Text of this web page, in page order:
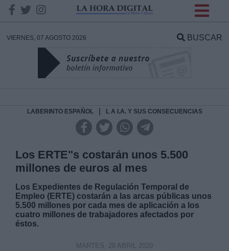
VIERNES, 07 AGOSTO 2026 BUSCAR
LABERINTO ESPAÑOL L A I.A. Y SUS CONSECUENCIAS
Los ERTE"s costarán unos 5.500
millones de euros al mes
Los Expedientes de Regulación Temporal de
Empleo (ERTE) costarán a las arcas públicas unos
5.500 millones por cada mes de aplicación a los
cuatro millones de trabajadores afectados por
éstos.
MARTES, 28 ABRIL 2020
DATOS
Responsable:
Legitimación:
Destinatarios: